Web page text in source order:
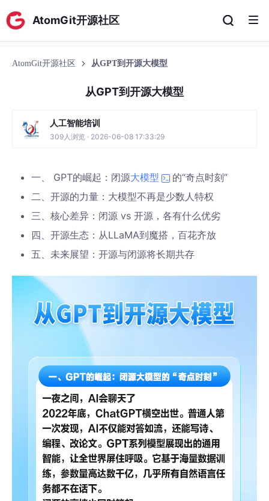
AtomGit开源社区
AtomGit开源社区 从GPT到开源大模型
从GPT到开源大模型
人工智能培训
309人浏览 · 2026-06-08 17:33:29
一、 GPT的崛起：闭源大模型
的“奇点时刻”
二、开源的力量：大模型不再是少数人特权
三、核心差异：闭源 vs 开源，各有什么优劣
四、开源生态：从LLaMA到魔搭，百花齐放
五、未来展望：开源与闭源将长期共存